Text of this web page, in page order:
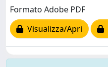
Formato Adobe PDF
Visualizza/Apri